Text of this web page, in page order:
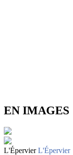
EN IMAGES
L'Épervier L'Épervier